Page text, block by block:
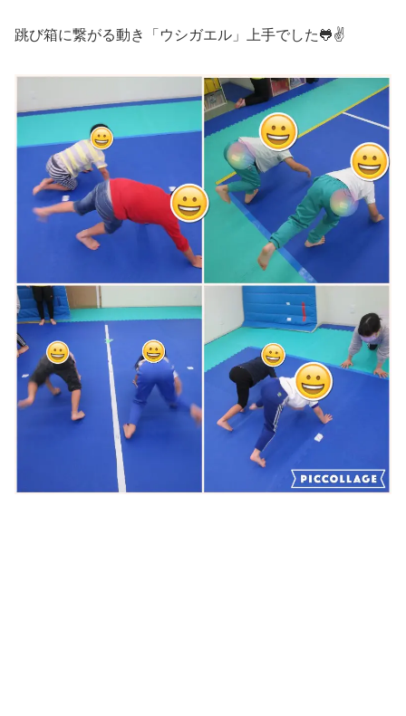
跳び箱に繋がる動き「ウシガエル」上手でした🐸✌